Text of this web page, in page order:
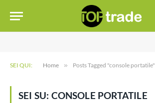
SEI QUI: Home » Posts Tagged "console portatile"
SEI SU: CONSOLE PORTATILE